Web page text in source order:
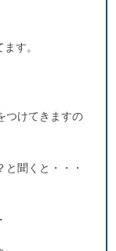
す。
つけてきますの
聞くと・・・